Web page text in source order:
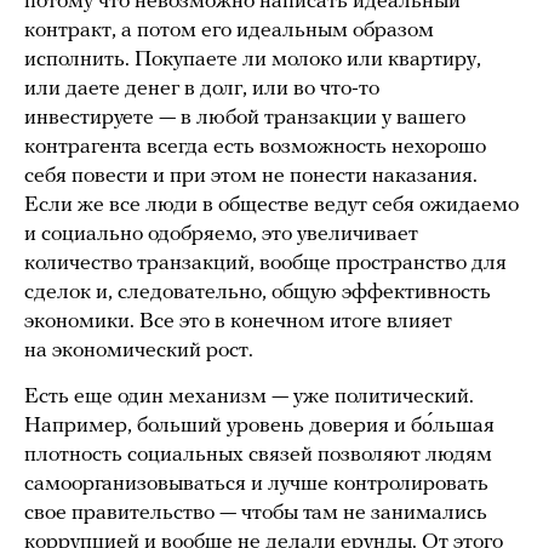
контракт, а потом его идеальным образом
исполнить. Покупаете ли молоко или квартиру,
или даете денег в долг, или во что-то
инвестируете — в любой транзакции у вашего
контрагента всегда есть возможность нехорошо
себя повести и при этом не понести наказания.
Если же все люди в обществе ведут себя ожидаемо
и социально одобряемо, это увеличивает
количество транзакций, вообще пространство для
сделок и, следовательно, общую эффективность
экономики. Все это в конечном итоге влияет
на экономический рост.
Есть еще один механизм — уже политический.
Например, больший уровень доверия и бо́льшая
плотность социальных связей позволяют людям
самоорганизовываться и лучше контролировать
свое правительство — чтобы там не занимались
коррупцией и вообще не делали ерунды. От этого